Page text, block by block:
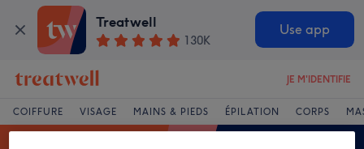
Treatwell
130K
Use app
JE M'IDENTIFIE
COIFFURE VISAGE MAINS & PIEDS ÉPILATION CORPS